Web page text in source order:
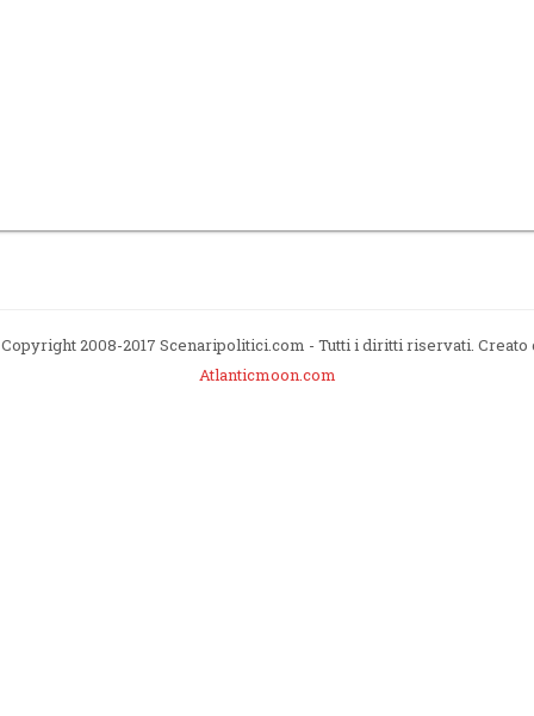
2008-2017 Scenaripolitici.com - Tutti i diritti riservati. Creato
Atlanticmoon.com